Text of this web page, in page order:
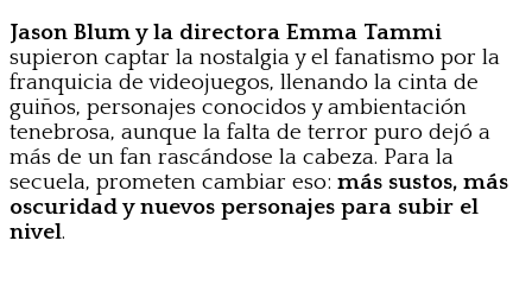
Jason Blum y la directora Emma Tammi
supieron captar la nostalgia y el fanatismo por la
franquicia de videojuegos, llenando la cinta de
guiños, personajes conocidos y ambientación
tenebrosa, aunque la falta de terror puro dejó a
más de un fan rascándose la cabeza. Para la
secuela, prometen cambiar eso: más sustos, más
oscuridad y nuevos personajes para subir el
nivel.